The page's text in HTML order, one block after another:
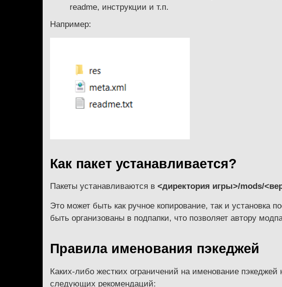
readme, инструкции и т.п.
Например:
Как пакет устанавливается?
Пакеты устанавливаются в <директория игры>/mods/
Это может быть как ручное копирование, так и
быть организованы в подпапки, что позволяет автору
Правила именования пэкеджей
Каких-либо жестких ограничений на именование
следующих рекомендаций: